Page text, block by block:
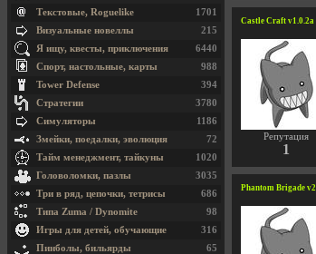
Castle Craft v1.0.2a
Репутация
1
Phantom Brigade
1701
Текстовые, Roguelike
215
Визуальные новеллы
6440
Я ищу, квесты, приключения
988
Спорт, настольные, карты
394
Tower Defense
3780
Стратегии
1186
Симуляторы
72
Змейки, поедалки, эволюция
1020
Тайм менеджмент, тайкуны
3035
Головоломки, пазлы
686
Три в ряд, цепочки, тетрисы
98
Типа Zuma / Dynomite
316
Игры для детей, обучающие
65
Пинболы, бильярды